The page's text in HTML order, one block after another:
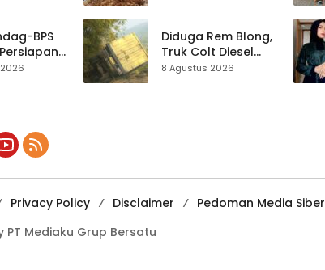
Koleksi
BPS
Jalan Majelis Ta’lim
di Sagaranten
Diduga Rem Blong,
Truk Colt Diesel
Terperosok di Jalur
8 Agustus 2026
Privacy Policy Disclaimer Pedoman Media Siber
PT Mediaku Grup Bersatu